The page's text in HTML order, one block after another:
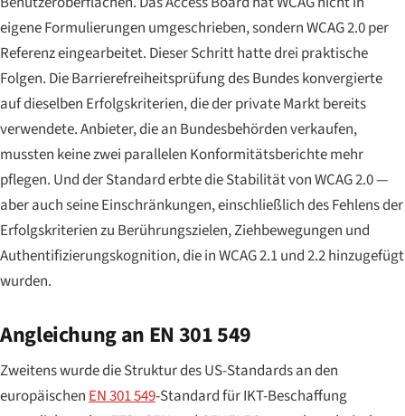
eigene Formulierungen umgeschrieben, sondern WCAG 2.0 per
Referenz eingearbeitet. Dieser Schritt hatte drei praktische
Folgen. Die Barrierefreiheitsprüfung des Bundes konvergierte
auf dieselben Erfolgskriterien, die der private Markt bereits
verwendete. Anbieter, die an Bundesbehörden verkaufen,
mussten keine zwei parallelen Konformitätsberichte mehr
pflegen. Und der Standard erbte die Stabilität von WCAG 2.0 —
aber auch seine Einschränkungen, einschließlich des Fehlens der
Erfolgskriterien zu Berührungszielen, Ziehbewegungen und
Authentifizierungskognition, die in WCAG 2.1 und 2.2 hinzugefügt
wurden.
Angleichung an EN 301 549
Zweitens wurde die Struktur des US-Standards an den
europäischen EN 301 549-Standard für IKT-Beschaffung